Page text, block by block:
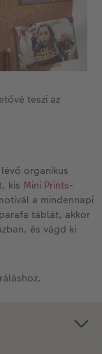
teszi az
organikus
, kis Mini Prints-
a mindennapi
táblát, akkor
és vágd ki